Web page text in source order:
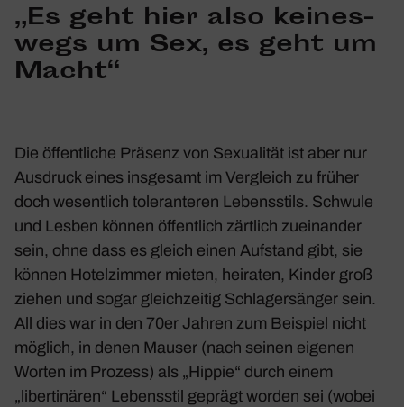
„Es geht hier also keines­
wegs um Sex, es geht um
Macht“
Die öffent­liche Präsenz von Sexua­lität ist aber nur
Ausdruck eines insge­samt im Vergleich zu früher
doch wesent­lich tole­ran­teren Lebens­stils. Schwule
und Lesben können öffent­lich zärt­lich zuein­ander
sein, ohne dass es gleich einen Aufstand gibt, sie
können Hotel­zimmer mieten, heiraten, Kinder groß
ziehen und sogar gleich­zeitig Schla­ger­sänger sein.
All dies war in den 70er Jahren zum Beispiel nicht
möglich, in denen Mauser (nach seinen eigenen
Worten im Prozess) als „Hippie“ durch einem
„liber­ti­nären“ Lebens­stil geprägt worden sei (wobei